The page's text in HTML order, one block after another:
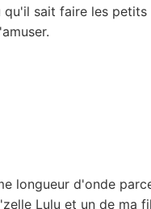
sait faire les petits
longueur d'onde
Lulu et un de ma